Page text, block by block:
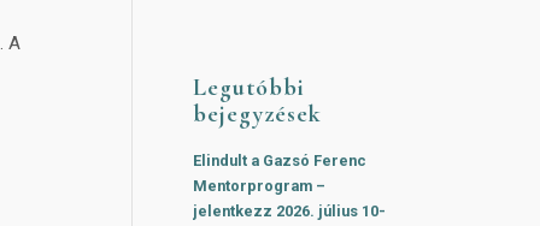
A
Legutóbbi
bejegyzések
Elindult a Gazsó Ferenc
Mentorprogram –
jelentkezz 2026. július 10-